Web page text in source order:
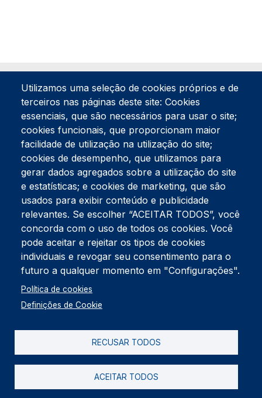
Tel:234 390 100Fax:234 390 100
Endereço Postal
Apartado 42
Rua Gil Eanes 31
3834-908 Gafanha da Nazaré
Estúdios
Rua Prior Guerra
Edifício do Centro Cultural da Gafanha da Nazaré
3830-556 Gafanha da Nazaré
Rodapé
Cookies
Política de Privacidade
Utilizamos uma seleção de cookies próprios e de
terceiros nas páginas deste site: Cookies
essenciais, que são necessários para usar o site;
cookies funcionais, que proporcionam maior
facilidade de utilização na utilização do site;
cookies de desempenho, que utilizamos para
gerar dados agregados sobre a utilização do site
e estatísticas; e cookies de marketing, que são
usados para exibir conteúdo e publicidade
relevantes. Se escolher “ACEITAR TODOS”, você
concorda com o uso de todos os cookies. Você
pode aceitar e rejeitar os tipos de cookies
individuais e revogar seu consentimento para o
futuro a qualquer momento em "Configurações".
Política de cookies
Definições de Cookie
RECUSAR TODOS
ACEITAR TODOS